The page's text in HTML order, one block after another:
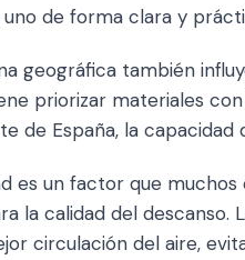
de forma clara y
geográfica también
priorizar materiales
de España, la
es un factor que
la calidad del
circulación del aire,